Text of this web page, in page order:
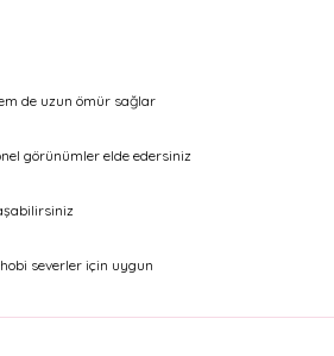
de uzun ömür sağlar
görünümler elde edersiniz
severler için uygun